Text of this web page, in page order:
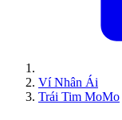
Ví Nhân Ái
Trái Tim MoMo